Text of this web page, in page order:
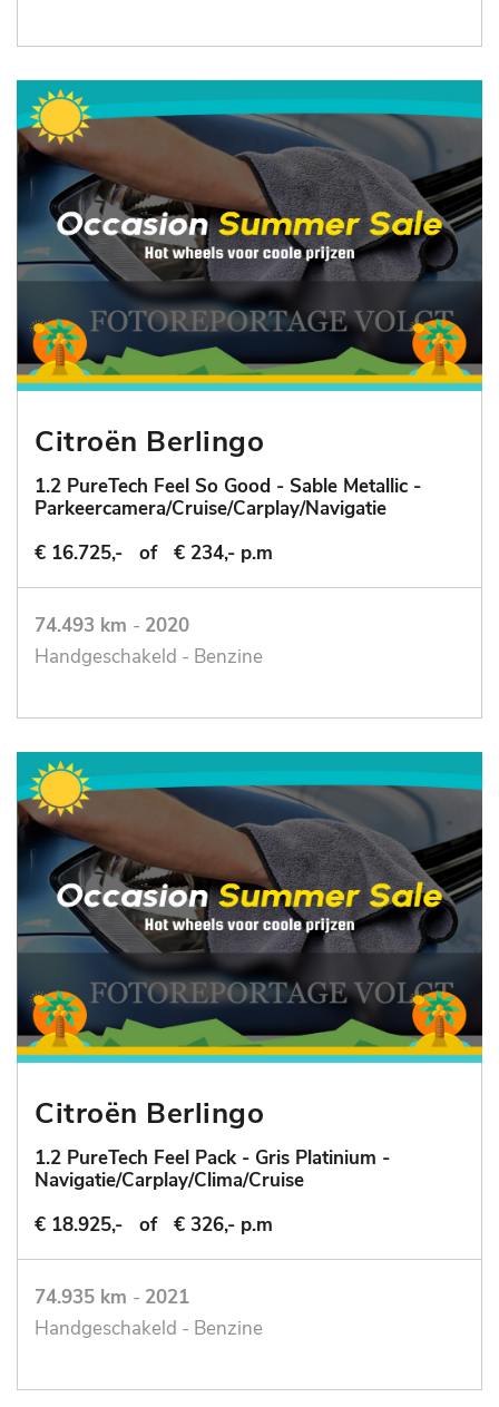
Citroën Berlingo
1.2 PureTech Feel So Good - Sable Metallic -
Parkeercamera/Cruise/Carplay/Navigatie
€ 16.725,-
of € 234,- p.m
74.493 km - 2020
Handgeschakeld - Benzine
Citroën Berlingo
1.2 PureTech Feel Pack - Gris Platinium -
Navigatie/Carplay/Clima/Cruise
€ 18.925,-
of € 326,- p.m
74.935 km - 2021
Handgeschakeld - Benzine